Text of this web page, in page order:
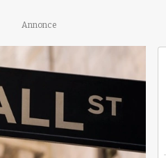
Annonce